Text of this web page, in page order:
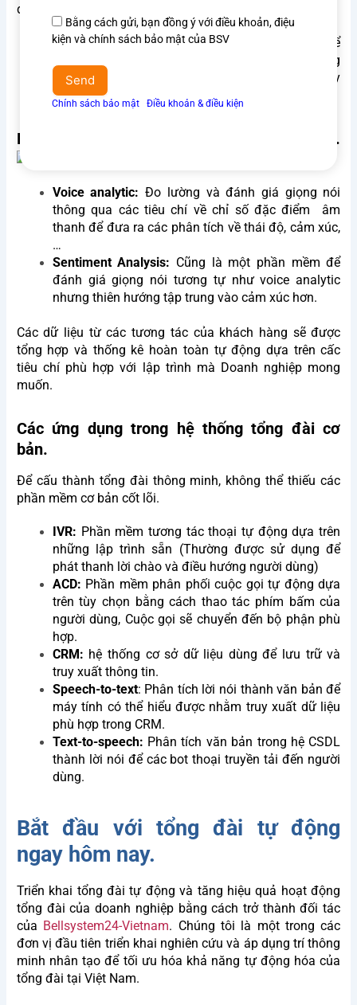
động hóa nào có liên quan đến bí mật các nhân.
Voice biometric : Sinh trắc học giọng nói, dùng để
xác minh danh tính người dùng thông qua giọng
nói. (Bạn có thể tìm hiểu về công nghệ hay ho này
tại đây)
Phần mềm phân tích, đo lường.
Voice analytic: Đo lường và đánh giá giọng nói
thông qua các tiêu chí về chỉ số đặc điểm âm
thanh để đưa ra các phân tích về thái độ, cảm xúc,
…
Sentiment Analysis: Cũng là một phần mềm để
đánh giá giọng nói tương tự như voice analytic
nhưng thiên hướng tập trung vào cảm xúc hơn.
Các dữ liệu từ các tương tác của khách hàng sẽ được
tổng hợp và thống kê hoàn toàn tự động dựa trên cấc
tiêu chí phù hợp với lập trình mà Doanh nghiệp mong
muốn.
Các ứng dụng trong hệ thống tổng đài cơ
bản.
Để cấu thành tổng đài thông minh, không thể thiếu các
phần mềm cơ bản cốt lõi.
IVR: Phần mềm tương tác thoại tự động dựa trên
những lập trình sẵn (Thường được sử dụng để
phát thanh lời chào và điều hướng người dùng)
ACD: Phần mềm phân phối cuộc gọi tự động dựa
trên tùy chọn bằng cách thao tác phím bấm của
người dùng, Cuộc gọi sẽ chuyển đến bộ phận phù
hợp.
CRM: hệ thống cơ sở dữ liệu dùng để lưu trữ và
truy xuất thông tin.
Speech-to-text: Phân tích lời nói thành văn bản để
máy tính có thể hiểu được nhằm truy xuất dữ liệu
phù hợp trong CRM.
Text-to-speech: Phân tích văn bản trong hệ CSDL
thành lời nói để các bot thoại truyền tải đến người
dùng.
Bắt đầu với tổng đài tự động
ngay hôm nay.
Triển khai tổng đài tự động và tăng hiệu quả hoạt động
tổng đài của doanh nghiệp bằng cách trở thành đối tác
của Bellsystem24-Vietnam. Chúng tôi là một trong các
đơn vị đầu tiên triển khai nghiên cứu và áp dụng trí thông
minh nhân tạo để tối ưu hóa khả năng tự động hóa của
tổng đài tại Việt Nam.
Đồng
ý
khoản
&
điều
Bằng cách gửi, bạn đồng ý với điều khoản, điệu
kiện và chính sách bảo mật của BSV
Send
Chính sách bảo mậtΙ Điều khoản & điều kiện